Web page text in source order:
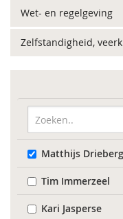
Wet- en regelgeving
Zelfstandigheid,
Matthijs
Tim Immerzeel
Kari Jasperse